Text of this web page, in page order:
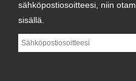
sähköpostiosoitteesi, niin
sisällä.